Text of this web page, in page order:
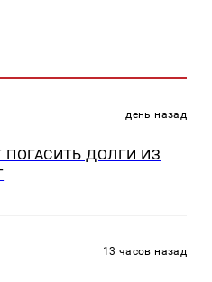
день назад
ДОЛГИ ИЗ
13 часов назад